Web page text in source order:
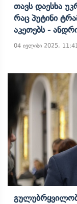
Თავს Დაესხა
Რაც Პუტინი
Აკეთებს -
04 ივლისი 2025,